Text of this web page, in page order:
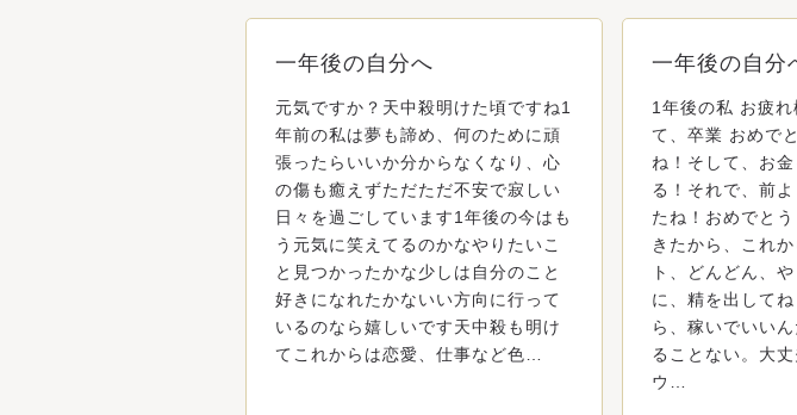
一年後の自分へ
元気ですか？天中殺明けた頃ですね1
年前の私は夢も諦め、何のために頑
張ったらいいか分からなくなり、心
の傷も癒えずただただ不安で寂しい
日々を過ごしています1年後の今はも
う元気に笑えてるのかなやりたいこ
と見つかったかな少しは自分のこと
好きになれたかないい方向に行って
いるのなら嬉しいです天中殺も明け
てこれからは恋愛、仕事など色…
一年後の自分
1年後の私 お疲れ
て、卒業 おめで
ね！そして、お
る！それで、前
たね！おめでと
きたから、これ
ト、どんどん、
に、精を出して
ら、稼いでいい
ることない。大
ウ…